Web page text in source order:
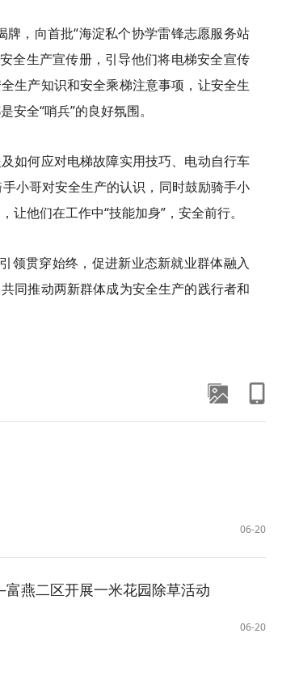
牌，向首批“海淀私个协学雷锋志愿服务站
全生产宣传册，引导他们将电梯安全宣传
生产知识和安全乘梯注意事项，让安全生
全“哨兵”的良好氛围。
如何应对电梯故障实用技巧、电动自行车
小哥对安全生产的认识，同时鼓励骑手小
他们在工作中“技能加身”，安全前行。
领贯穿始终，促进新业态新就业群体融入
同推动两新群体成为安全生产的践行者和
06-20
燕二区开展一米花园除草活动
06-20